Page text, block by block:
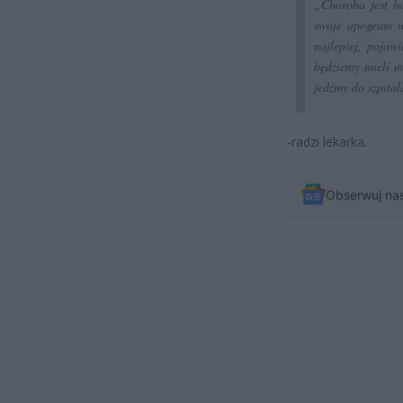
„Choroba jest
swoje apogeum
najlepiej,
będziemy mieli
jedźmy do
-radzi lekarka.
Obserwuj